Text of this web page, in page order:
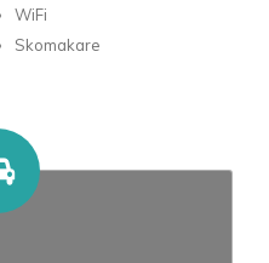
WiFi
Skomakare